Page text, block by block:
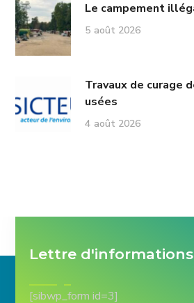
Le campement
5 août 2026
Travaux de curage
usées
4 août 2026
Lettre d'informations
[sibwp_form id=3]